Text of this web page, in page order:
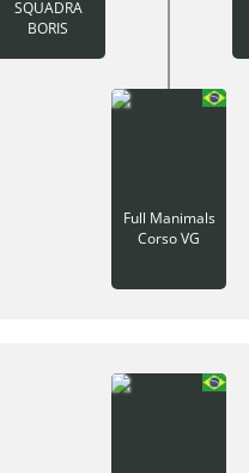
Full Manimals
Corso VG
SQUADRA
BORIS